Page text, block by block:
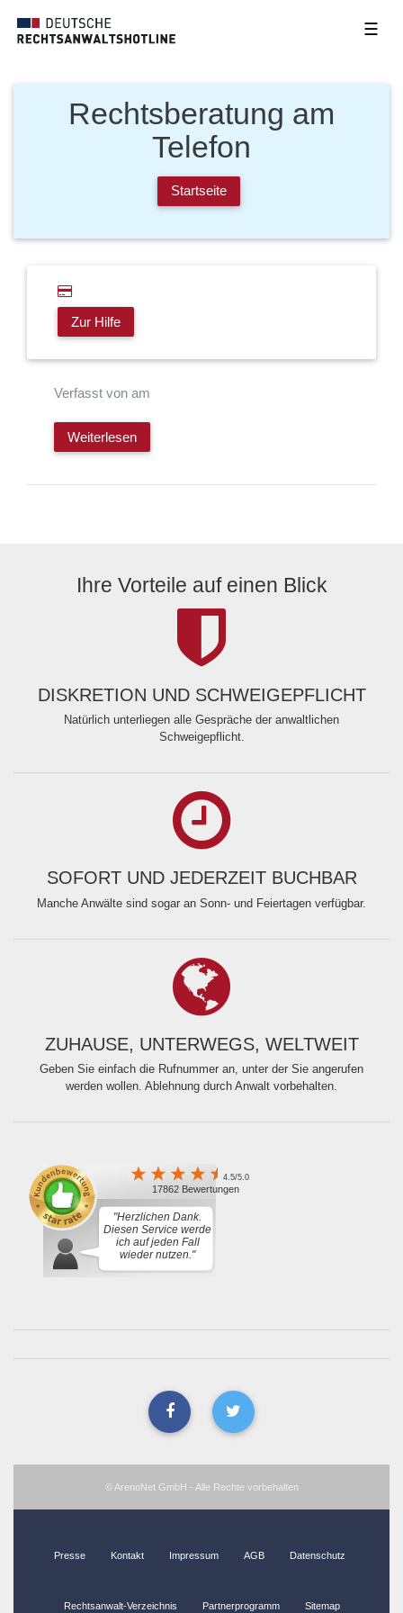
☰
Rechtsberatung am
Telefon
Startseite
Zur Hilfe
Verfasst von am
Weiterlesen
Ihre Vorteile auf einen Blick
DISKRETION UND SCHWEIGEPFLICHT
Natürlich unterliegen alle Gespräche der anwaltlichen
Schweigepflicht.
SOFORT UND JEDERZEIT BUCHBAR
Manche Anwälte sind sogar an Sonn- und Feiertagen verfügbar.
ZUHAUSE, UNTERWEGS, WELTWEIT
Geben Sie einfach die Rufnummer an, unter der Sie angerufen
werden wollen. Ablehnung durch Anwalt vorbehalten.
4.5/5.0
17862 Bewertungen
"Herzlichen Dank.
Diesen Service werde
ich auf jeden Fall
wieder nutzen."
© ArenoNet GmbH - Alle Rechte vorbehalten
Presse Kontakt Impressum AGB Datenschutz
Rechtsanwalt-Verzeichnis Partnerprogramm Sitemap